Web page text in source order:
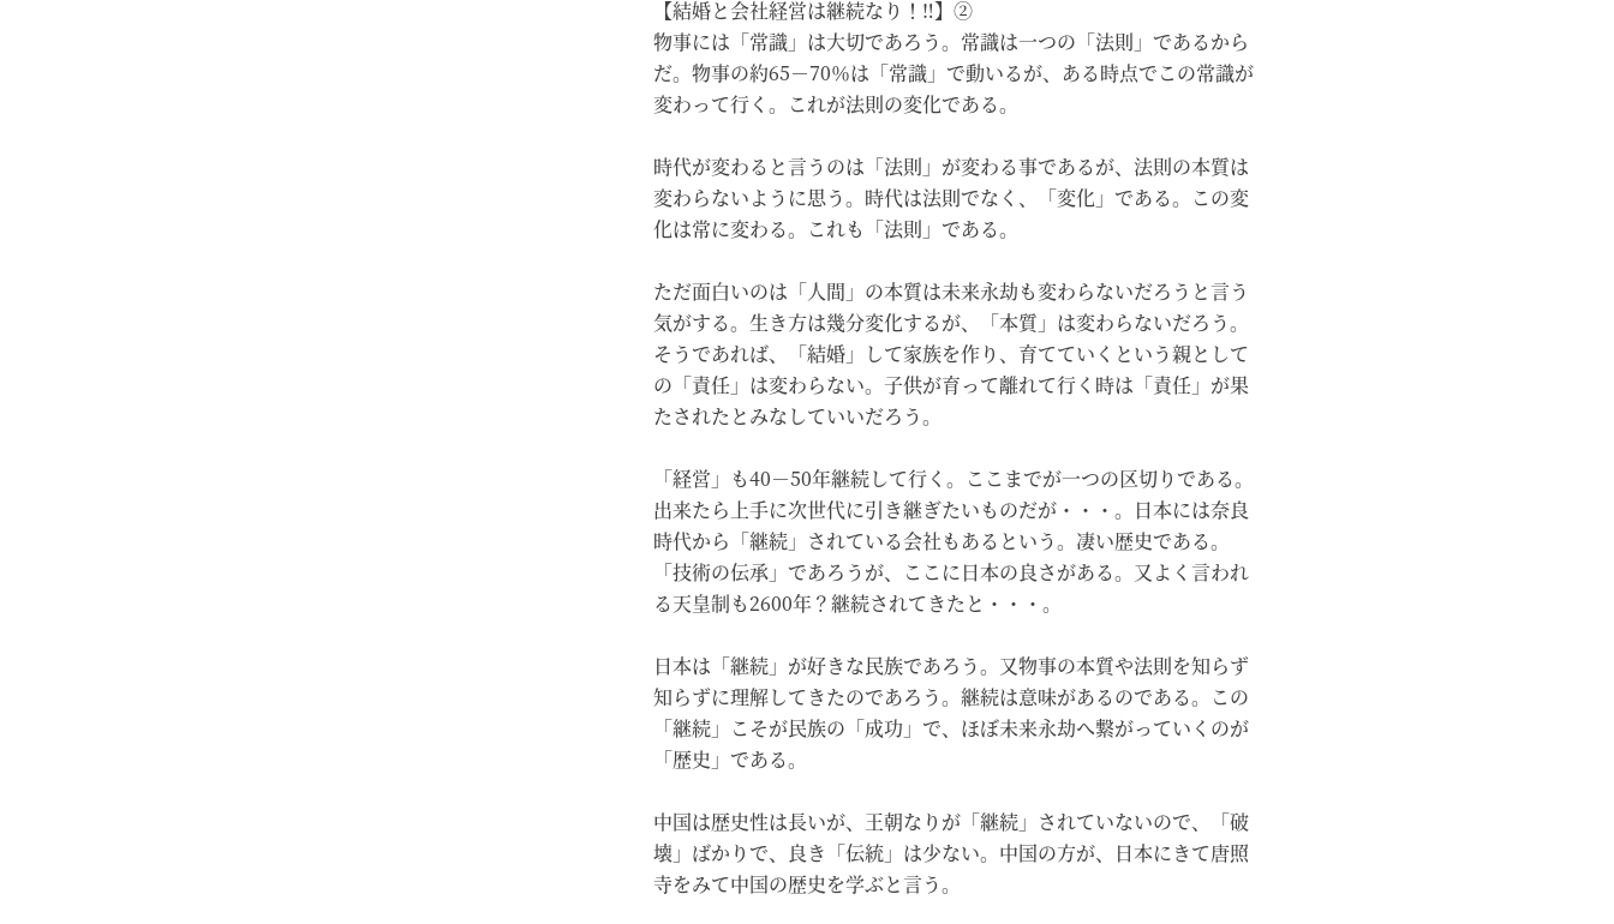
【結婚と会社経営は継続なり！‼】②
物事には「常識」は大切であろう。常識は一つの「法則」であるから
だ。物事の約65－70％は「常識」で動いるが、ある時点でこの常識が
変わって行く。これが法則の変化である。
時代が変わると言うのは「法則」が変わる事であるが、法則の本質は
変わらないように思う。時代は法則でなく、「変化」である。この変
化は常に変わる。これも「法則」である。
ただ面白いのは「人間」の本質は未来永劫も変わらないだろうと言う
気がする。生き方は幾分変化するが、「本質」は変わらないだろう。
そうであれば、「結婚」して家族を作り、育てていくという親として
の「責任」は変わらない。子供が育って離れて行く時は「責任」が果
たされたとみなしていいだろう。
「経営」も40－50年継続して行く。ここまでが一つの区切りである。
出来たら上手に次世代に引き継ぎたいものだが・・・。日本には奈良
時代から「継続」されている会社もあるという。凄い歴史である。
「技術の伝承」であろうが、ここに日本の良さがある。又よく言われ
る天皇制も2600年？継続されてきたと・・・。
日本は「継続」が好きな民族であろう。又物事の本質や法則を知らず
知らずに理解してきたのであろう。継続は意味があるのである。この
「継続」こそが民族の「成功」で、ほぼ未来永劫へ繋がっていくのが
「歴史」である。
中国は歴史性は長いが、王朝なりが「継続」されていないので、「破
壊」ばかりで、良き「伝統」は少ない。中国の方が、日本にきて唐照
寺をみて中国の歴史を学ぶと言う。